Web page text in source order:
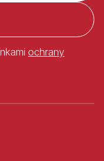
ochrany